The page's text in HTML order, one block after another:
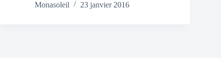
Monasoleil
23 janvier 2016